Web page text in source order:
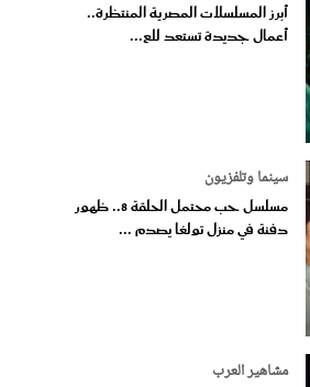
أبرز المسلسلات المصرية المنتظرة..
أعمال جديدة تستعد للع...
سينما وتلفزيون
مسلسل حب محتمل الحلقة 8.. ظهور
دفنة في منزل تولغا يصدم ...
مشاهير العرب